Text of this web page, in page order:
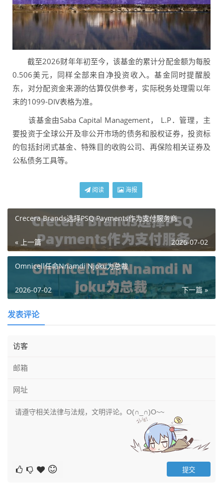
截至2026财年年初至今，该基金的累计分配金额为每股
0.506美元，同样全部来自净投资收入。基金同时提醒股
东，对分配资金来源的估算仅供参考，实际税务处理需以年
末的1099-DIV表格为准。
该基金由Saba Capital Management， L.P．管理，主
要投资于全球公开及非公开市场的债务和股权证券，投资标
的包括封闭式基金、特殊目的收购公司、再保险相关证券及
公私债务工具等。
阅读 海报
Crecera Brands选择PSQ Payments作为支付服务商
« 上一篇 2026-07-02
Omnicell任命Nnamdi Njoku为总裁
下一篇 »
2026-07-02
发表评论